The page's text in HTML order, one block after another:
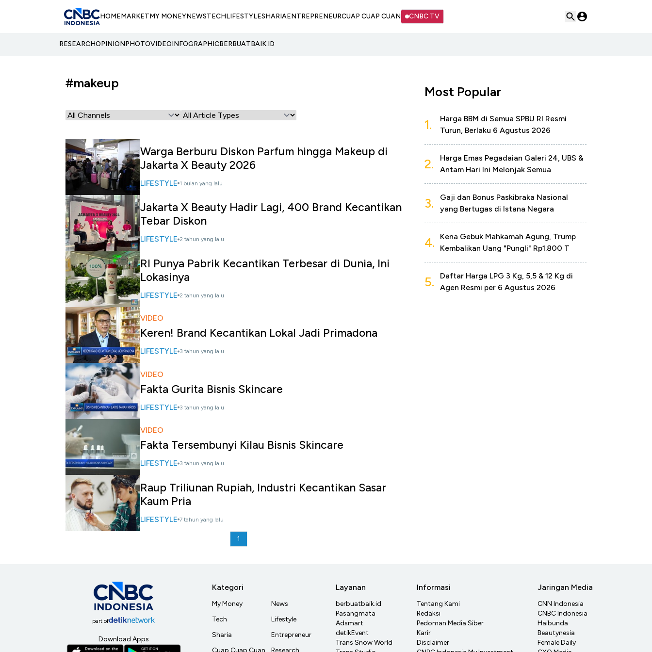
HOMEMARKETMY MONEYNEWSTECHLIFESTYLESHARIAENTREPRENEURCUAP CUAP CUAN CNBC TV
RESEARCHOPINIONPHOTOVIDEOINFOGRAPHICBERBUATBAIK.ID
#makeup
Warga Berburu Diskon Parfum hingga Makeup di
Jakarta X Beauty 2026
LIFESTYLE 1 bulan yang lalu
Jakarta X Beauty Hadir Lagi, 400 Brand Kecantikan
Tebar Diskon
LIFESTYLE 2 tahun yang lalu
RI Punya Pabrik Kecantikan Terbesar di Dunia, Ini
Lokasinya
LIFESTYLE 2 tahun yang lalu
VIDEO
Keren! Brand Kecantikan Lokal Jadi Primadona
LIFESTYLE 3 tahun yang lalu
VIDEO
Fakta Gurita Bisnis Skincare
LIFESTYLE 3 tahun yang lalu
VIDEO
Fakta Tersembunyi Kilau Bisnis Skincare
LIFESTYLE 3 tahun yang lalu
Raup Triliunan Rupiah, Industri Kecantikan Sasar
Kaum Pria
LIFESTYLE 7 tahun yang lalu
1
Most Popular
1.
Harga BBM di Semua SPBU RI Resmi
Turun, Berlaku 6 Agustus 2026
2.
Harga Emas Pegadaian Galeri 24, UBS &
Antam Hari Ini Melonjak Semua
3.
Gaji dan Bonus Paskibraka Nasional
yang Bertugas di Istana Negara
4.
Kena Gebuk Mahkamah Agung, Trump
Kembalikan Uang "Pungli" Rp1.800 T
5.
Daftar Harga LPG 3 Kg, 5,5 & 12 Kg di
Agen Resmi per 6 Agustus 2026
part of
Download Apps
Kategori
My Money
Tech
Sharia
Cuap Cuap Cuan
News
Lifestyle
Entrepreneur
Research
Layanan
berbuatbaik.id
Pasangmata
Adsmart
detikEvent
Trans Snow World
Informasi
Tentang Kami
Redaksi
Pedoman Media Siber
Karir
Disclaimer
Jaringan Media
CNN Indonesia
CNBC Indonesia
Haibunda
Beautynesia
Female Daily